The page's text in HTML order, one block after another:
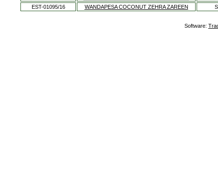
EST-01095/16
WANDAPESA COCONUT ZEHRA ZAREEN
Software: